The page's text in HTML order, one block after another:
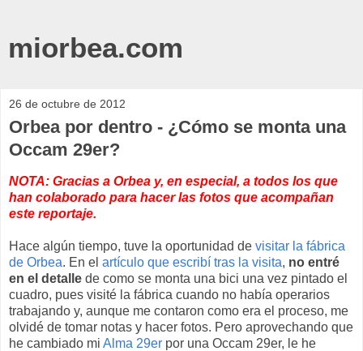
miorbea.com
26 de octubre de 2012
Orbea por dentro - ¿Cómo se monta una
Occam 29er?
NOTA: Gracias a Orbea y, en especial, a todos los que
han colaborado para hacer las fotos que acompañan
este reportaje.
Hace algún tiempo, tuve la oportunidad de visitar la fábrica
de Orbea. En el artículo que escribí tras la visita, no entré
en el detalle de como se monta una bici una vez pintado el
cuadro, pues visité la fábrica cuando no había operarios
trabajando y, aunque me contaron como era el proceso, me
olvidé de tomar notas y hacer fotos. Pero aprovechando que
he cambiado mi Alma 29er por una Occam 29er, le he